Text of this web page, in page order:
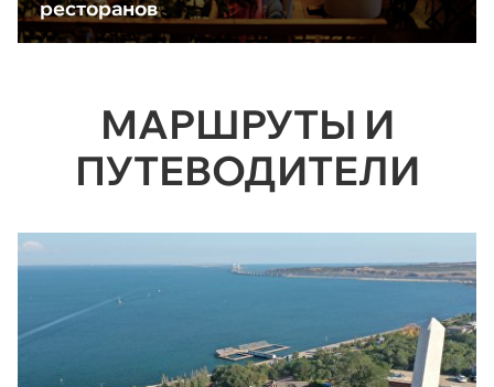
ресторанов
МАРШРУТЫ И
ПУТЕВОДИТЕЛИ